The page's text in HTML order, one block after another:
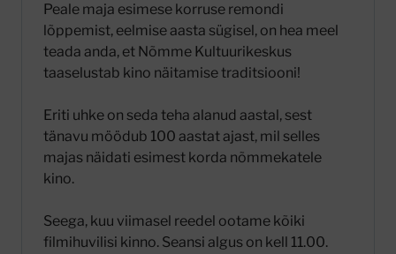
Peale maja esimese korruse remondi
lõppemist, eelmise aasta sügisel, on hea meel
teada anda, et Nõmme Kultuurikeskus
taaselustab kino näitamise traditsiooni!
Eriti uhke on seda teha alanud aastal, sest
tänavu möödub 100 aastat ajast, mil selles
majas näidati esimest korda nõmmekatele
kino.
Seega, kuu viimasel reedel ootame kõiki
filmihuvilisi kinno. Seansi algus on kell 11.00.